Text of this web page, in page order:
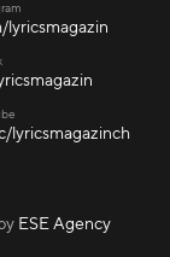
lyricsmagazin
lyricsmagazinch
ESE Agency